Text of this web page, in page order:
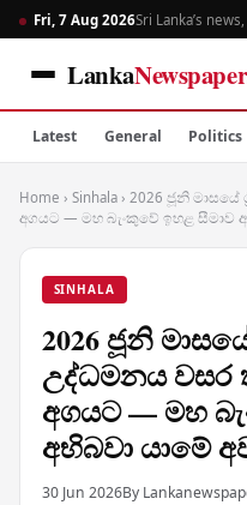
Fri, 7 Aug 2026Sri Lanka’s
Lanka
Latest General Politics
Home › Sinhala › 2026 ජූනි
අගයට — මහ බැංකුවේ ඉහළ සීමාව
SINHALA
2026 ජූනි
උද්ධමනය
අගයට — මහ
අභිබවා යාමේ
30 Jun 2026By